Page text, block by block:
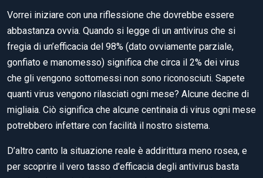
Vorrei iniziare con una riflessione che dovrebbe essere
abbastanza ovvia. Quando si legge di un antivirus che si
fregia di un’efficacia del 98% (dato ovviamente parziale,
gonfiato e manomesso) significa che circa il 2% dei virus
che gli vengono sottomessi non sono riconosciuti. Sapete
quanti virus vengono rilasciati ogni mese? Alcune decine di
migliaia. Ciò significa che alcune centinaia di virus ogni mese
potrebbero infettare con facilità il nostro sistema.
D’altro canto la situazione reale è addirittura meno rosea, e
per scoprire il vero tasso d’efficacia degli antivirus basta